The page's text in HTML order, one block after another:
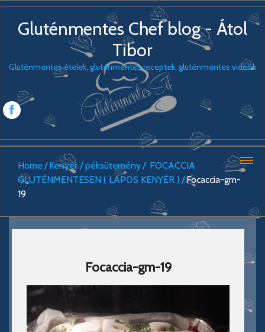
Gluténmentes Chef blog - Átol
Tibor
Gluténmentes ételek, gluténmentes receptek, gluténmentes videók
Home Kenyér / péksütemény
FOCACCIA
GLUTÉNMENTESEN ( LAPOS KENYÉR )
Focaccia-gm-
19
Focaccia-gm-19